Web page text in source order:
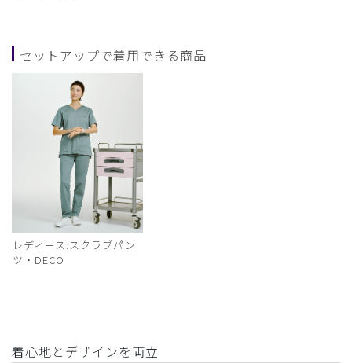
セットアップで着用できる商品
レディース:スクラブパン
ツ・DECO
着心地とデザインを両立